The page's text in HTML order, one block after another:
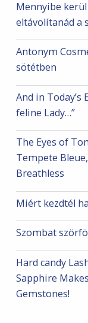
Mennyibe
eltávolítanád a
Antonym
sötétben
And in Today’s
feline Lady…”
The Eyes of
Tempete
Breathless
Miért kezdtél
Szombat
Hard candy
Sapphire
Gemstones!